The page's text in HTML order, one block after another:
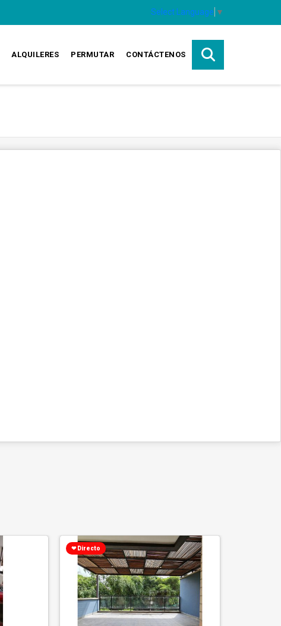
Select Language ▼
ALQUILERES PERMUTAR CONTÁCTENOS
❤ Directo